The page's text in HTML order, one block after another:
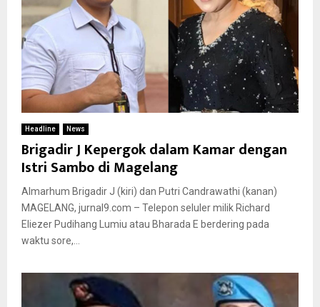
Headline News
Brigadir J Kepergok dalam Kamar dengan
Istri Sambo di Magelang
Almarhum Brigadir J (kiri) dan Putri Candrawathi (kanan)
MAGELANG, jurnal9.com – Telepon seluler milik Richard
Eliezer Pudihang Lumiu atau Bharada E berdering pada
waktu sore,...